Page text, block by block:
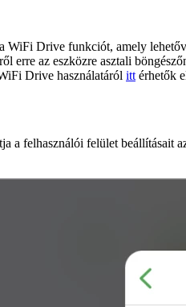
WiFi Drive funkciót, amely
erre az eszközre asztali
Drive használatáról itt érhetők
a felhasználói felület beállításait